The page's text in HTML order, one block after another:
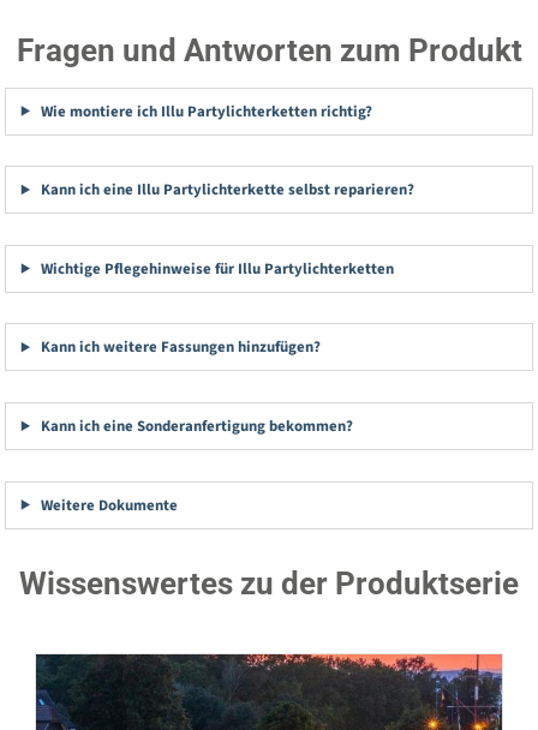
Fragen und Antworten zum Produkt
Wie montiere ich Illu Partylichterketten richtig?
Kann ich eine Illu Partylichterkette selbst reparieren?
Wichtige Pflegehinweise für Illu Partylichterketten
Kann ich weitere Fassungen hinzufügen?
Kann ich eine Sonderanfertigung bekommen?
Weitere Dokumente
Wissenswertes zu der Produktserie